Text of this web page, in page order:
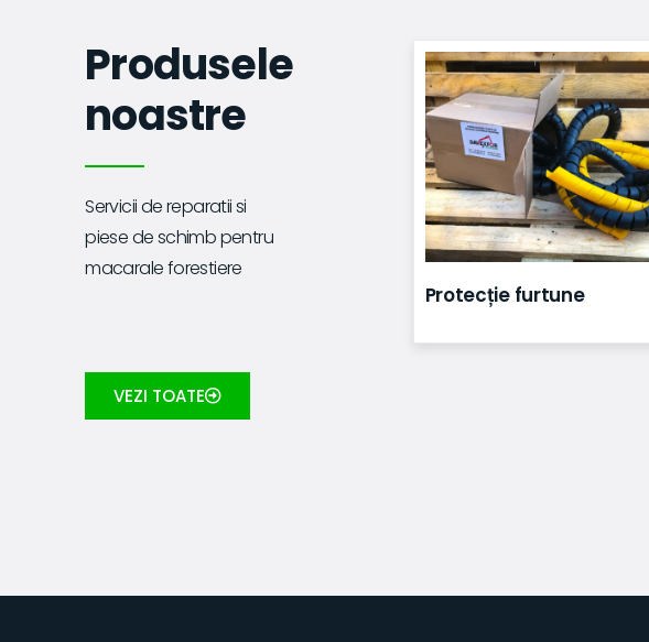
Produsele
noastre
Servicii de reparatii si
piese de schimb pentru
macarale forestiere
VEZI TOATE
Protecție furtune